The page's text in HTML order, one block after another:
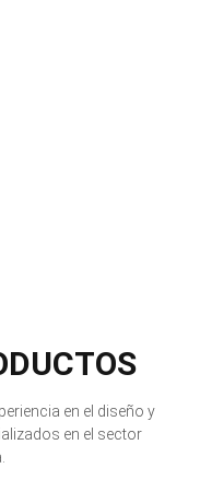
en el diseño y
en el sector